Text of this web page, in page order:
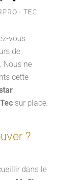
- TEC
vous
de
Nous ne
cette
sur place.
?
dans le